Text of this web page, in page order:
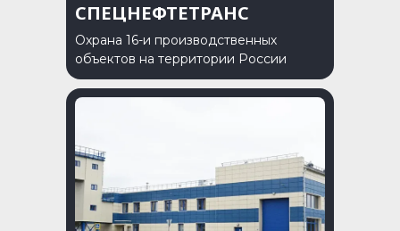
СПЕЦНЕФТЕТРАНС
Охрана 16-и производственных
объектов на территории России